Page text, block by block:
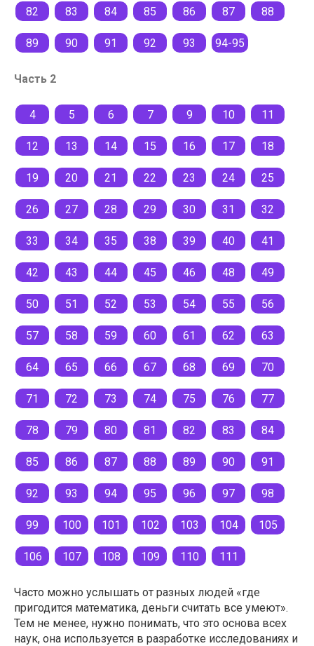
82 83 84 85 86 87 88
89 90 91 92 93 94-95
Часть 2
4 5 6 7 9 10 11
12 13 14 15 16 17 18
19 20 21 22 23 24 25
26 27 28 29 30 31 32
33 34 35 38 39 40 41
42 43 44 45 46 48 49
50 51 52 53 54 55 56
57 58 59 60 61 62 63
64 65 66 67 68 69 70
71 72 73 74 75 76 77
78 79 80 81 82 83 84
85 86 87 88 89 90 91
92 93 94 95 96 97 98
99 100 101 102 103 104 105
106 107 108 109 110 111
Часто можно услышать от разных людей «где
пригодится математика, деньги считать все умеют».
Тем не менее, нужно понимать, что это основа всех
наук, она используется в разработке исследованиях и